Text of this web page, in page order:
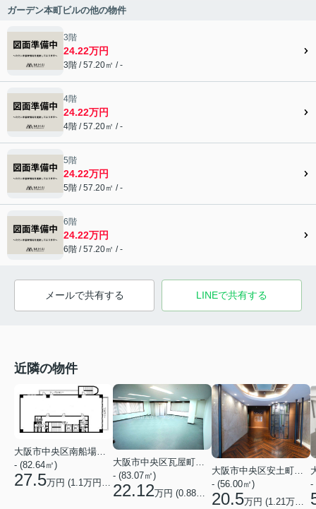
ガーデン本町ビルの他の物件
3階
24.22万円
3階 / 57.20㎡ / -
4階
24.22万円
4階 / 57.20㎡ / -
5階
24.22万円
5階 / 57.20㎡ / -
6階
24.22万円
6階 / 57.20㎡ / -
メールで共有する LINEで共有する
近隣の物件
大阪市中央区南船場１丁目
- (82.64㎡)
27.5万円 (1.1万円/坪)
- (83.07㎡)
22.12万円 (0.88 万円/坪)
- (56.00㎡)
20.5万円 (1.21万円/坪)
-